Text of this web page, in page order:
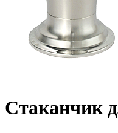
Стаканчик